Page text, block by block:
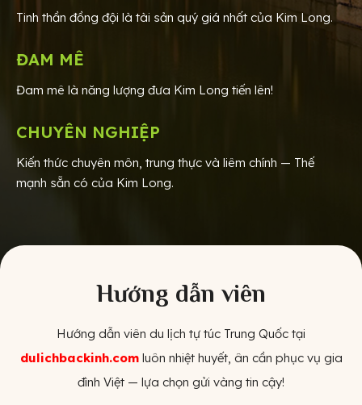
Tinh thần đồng đội là tài sản quý giá nhất của Kim Long.
ĐAM MÊ
Đam mê là năng lượng đưa Kim Long tiến lên!
CHUYÊN NGHIỆP
Kiến thức chuyên môn, trung thực và liêm chính — Thế
mạnh sẵn có của Kim Long.
Hướng dẫn viên
Hướng dẫn viên du lịch tự túc Trung Quốc tại
dulichbackinh.comluôn nhiệt huyết, ân cần phục vụ gia
đình Việt — lựa chọn gửi vàng tin cậy!